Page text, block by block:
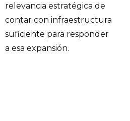
relevancia estratégica de
contar con infraestructura
suficiente para responder
a esa expansión.